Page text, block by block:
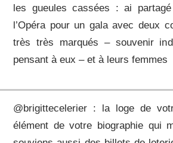
les gueules cassées : ai
l’Opéra pour un gala avec deux
très très marqués – souvenir
pensant à eux – et à leurs femmes
@brigittecelerier : la loge de
élément de votre biographie qui